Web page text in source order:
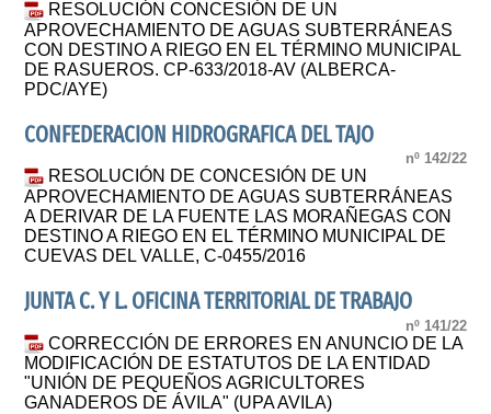
RESOLUCIÓN CONCESIÓN DE UN
APROVECHAMIENTO DE AGUAS SUBTERRÁNEAS
CON DESTINO A RIEGO EN EL TÉRMINO MUNICIPAL
DE RASUEROS. CP-633/2018-AV (ALBERCA-
PDC/AYE)
CONFEDERACION HIDROGRAFICA DEL TAJO
nº 142/22
RESOLUCIÓN DE CONCESIÓN DE UN
APROVECHAMIENTO DE AGUAS SUBTERRÁNEAS
A DERIVAR DE LA FUENTE LAS MORAÑEGAS CON
DESTINO A RIEGO EN EL TÉRMINO MUNICIPAL DE
CUEVAS DEL VALLE, C-0455/2016
JUNTA C. Y L. OFICINA TERRITORIAL DE TRABAJO
nº 141/22
CORRECCIÓN DE ERRORES EN ANUNCIO DE LA
MODIFICACIÓN DE ESTATUTOS DE LA ENTIDAD
"UNIÓN DE PEQUEÑOS AGRICULTORES
GANADEROS DE ÁVILA" (UPA AVILA)